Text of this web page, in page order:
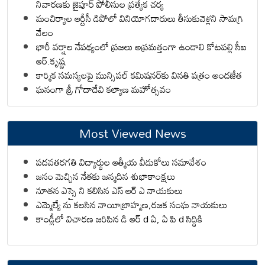
నివారణకు జైపూర్ పోలీసుల ప్రత్యేక చర్య
మంచిర్యాల ఆర్టీసీ డిపోలో వినియోగదారులు తీసుకువెళ్లని సామగ్రి
వేలం
భారీ వర్షాల నేపథ్యంలో ప్రజలు అప్రమత్తంగా ఉండాలి కోటపల్లి సీఐ
ఆర్.కృష్ణ
కార్మిక సమస్యలపై మున్సిపల్ కమిషనర్‌కు వినతి పత్రం అందజేత
ఘనంగా శ్రీ గోదాదేవి కల్యాణ మహోత్సవం
Most Viewed News
పదవతరగతి విద్యార్థుల ఆత్మీయ వీడుకోలు సమావేశం
జనం మెచ్చిన నేతకు జన్మదిన శుభాకాంక్షలు
నూతన ఎస్సై ని కలిసిన ఎస్ ఆర్ ఎ నాయకులు
ఎమ్మెల్యే ను కలసిన నాయీబ్రాహ్మణ,రజక సంఘ నాయకులు
కాండ్లీలో విచారణ జరిపిన డి ఆర్ d ఏ, ఏ పి d సిద్ధికి